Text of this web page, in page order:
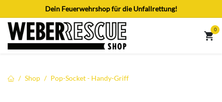
Zum Inhalt springenDein Feuerwehrshop für die Unfallrettung!
0
Shop Pop-Socket - Handy-Griff